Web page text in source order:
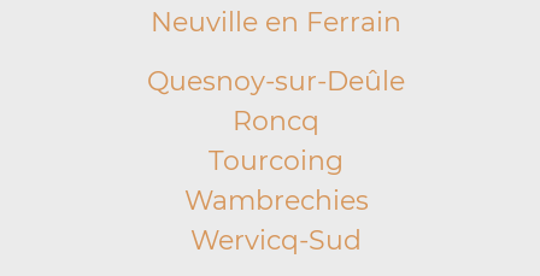
Neuville en Ferrain
Quesnoy-sur-Deûle
Roncq
Tourcoing
Wambrechies
Wervicq-Sud